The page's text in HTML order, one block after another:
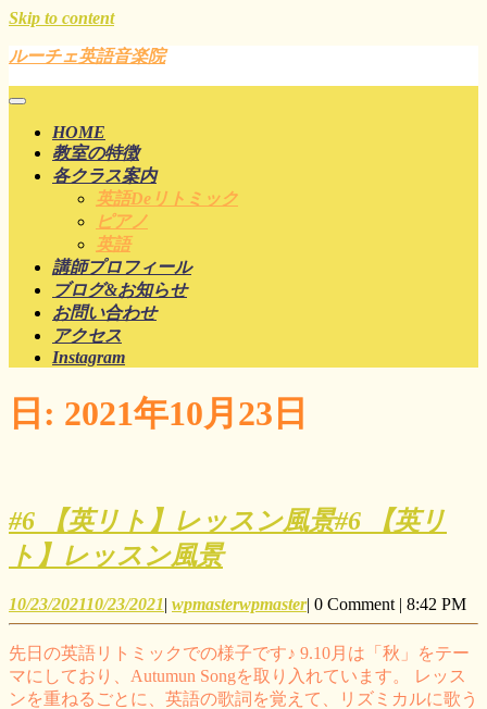
Skip to content
ルーチェ英語音楽院
HOME
教室の特徴
各クラス案内
英語deリトミック
ピアノ
英語
講師プロフィール
ブログ&お知らせ
お問い合わせ
アクセス
Instagram
日: 2021年10月23日
#6 【英リト】レッスン風景#6 【英リ
ト】レッスン風景
10/23/202110/23/2021| wpmasterwpmaster| 0 Comment | 8:42 PM
先日の英語リトミックでの様子です♪ 9.10月は「秋」をテー
マにしており、Autumun Songを取り入れています。 レッス
ンを重ねるごとに、英語の歌詞を覚えて、リズミカルに歌う